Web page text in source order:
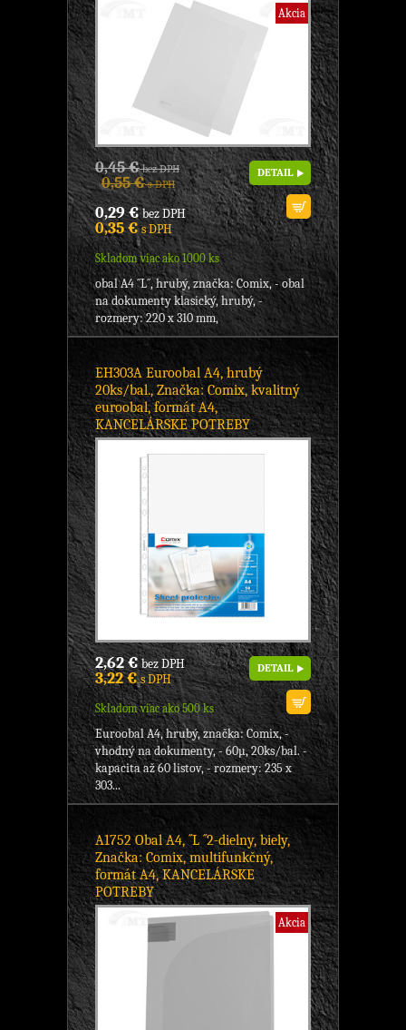
Akcia
0,45 €bez DPH
0,55 €s DPH
0,29 €bez DPH
0,35 €s DPH
Skladom viac ako 1000 ks
DETAIL
obal A4 ´´L´´, hrubý, značka: Comix, - obal
na dokumenty klasický, hrubý, -
rozmery: 220 x 310 mm,
EH303A Euroobal A4, hrubý
20ks/bal., Značka: Comix, kvalitný
euroobal, formát A4,
KANCELÁRSKE POTREBY
2,62 €bez DPH
3,22 €s DPH
Skladom viac ako 500 ks
DETAIL
Euroobal A4, hrubý, značka: Comix, -
vhodný na dokumenty, - 60µ, 20ks/bal. -
kapacita až 60 listov, - rozmery: 235 x
303...
A1752 Obal A4, ´´L ´´2-dielny, biely,
Značka: Comix, multifunkčný,
formát A4, KANCELÁRSKE
POTREBY
Akcia